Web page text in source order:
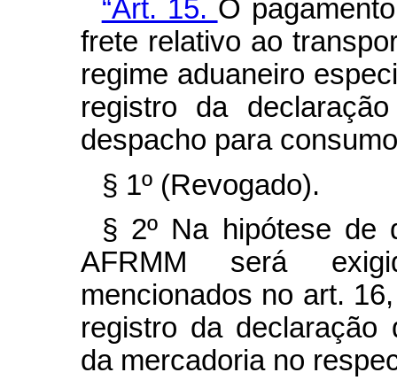
“Art. 15. O
frete relativo ao
regime aduaneiro
registro da
despacho para
§ 1º (Revogado).
§ 2º Na hipótese de
AFRMM será
mencionados no art.
registro da declaração
da mercadoria no